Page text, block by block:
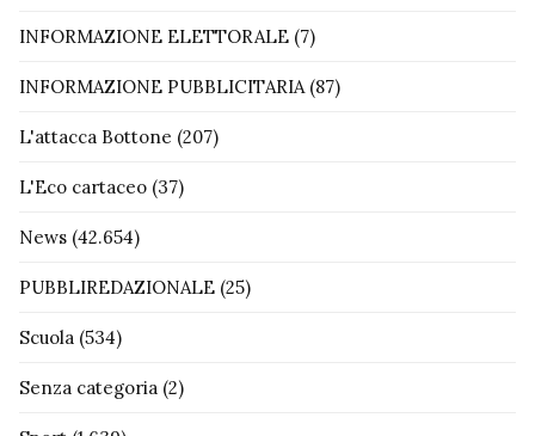
INFORMAZIONE ELETTORALE (7)
INFORMAZIONE PUBBLICITARIA(87)
L'attacca Bottone (207)
L'Eco cartaceo (37)
News (42.654)
PUBBLIREDAZIONALE (25)
Scuola (534)
Senza categoria (2)